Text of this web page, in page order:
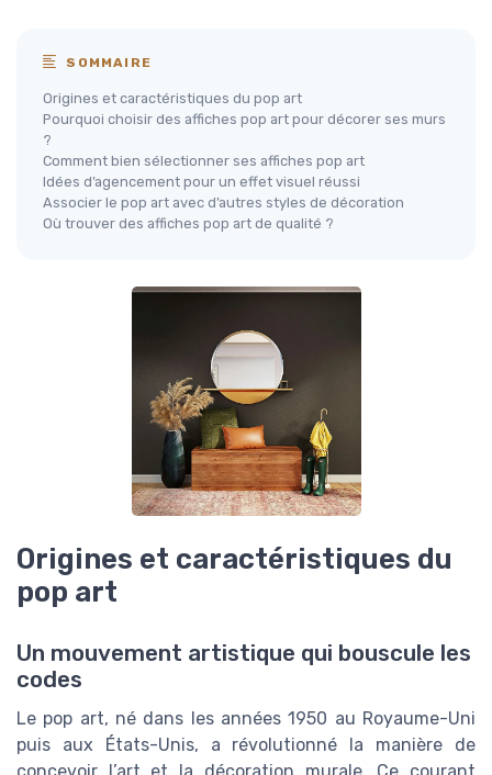
SOMMAIRE
Origines et caractéristiques du pop art
Pourquoi choisir des affiches pop art pour décorer ses murs
?
Comment bien sélectionner ses affiches pop art
Idées d’agencement pour un effet visuel réussi
Associer le pop art avec d’autres styles de décoration
Où trouver des affiches pop art de qualité ?
Origines et caractéristiques du
pop art
Un mouvement artistique qui bouscule les
codes
Le pop art, né dans les années 1950 au Royaume-Uni
puis aux États-Unis, a révolutionné la manière de